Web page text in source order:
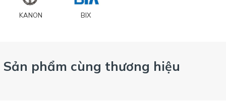
KANON BIX
Sản phẩm cùng thương hiệu